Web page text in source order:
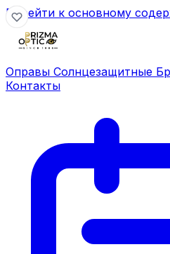
Перейти к основному
Оправы Солнцезащитные
Контакты